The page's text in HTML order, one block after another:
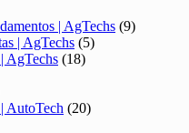
| AgTechs (9)
| AgTechs (5)
AgTechs (18)
AutoTech (20)